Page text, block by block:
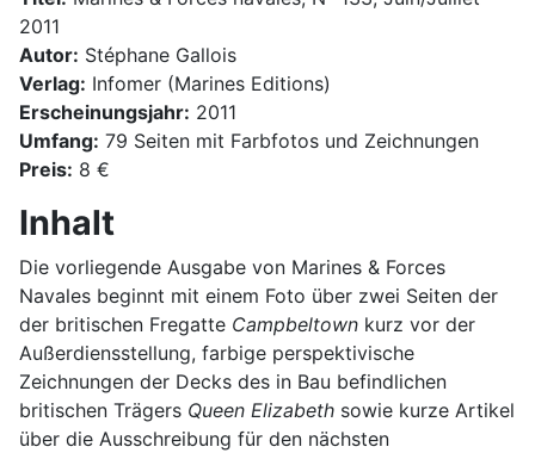
2011
Autor: Stéphane Gallois
Verlag: Infomer (Marines Editions)
Erscheinungsjahr: 2011
Umfang: 79 Seiten mit Farbfotos und Zeichnungen
Preis: 8 €
Inhalt
Die vorliegende Ausgabe von Marines & Forces
Navales beginnt mit einem Foto über zwei Seiten der
der britischen Fregatte Campbeltown kurz vor der
Außerdiensstellung, farbige perspektivische
Zeichnungen der Decks des in Bau befindlichen
britischen Trägers Queen Elizabeth sowie kurze Artikel
über die Ausschreibung für den nächsten